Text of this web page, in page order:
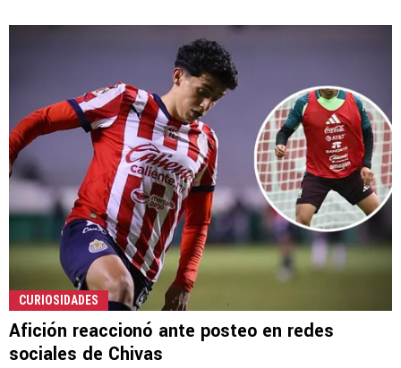
CURIOSIDADES
Afición reaccionó ante posteo en redes
sociales de Chivas